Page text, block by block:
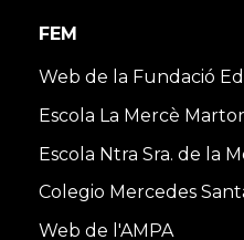
FEM
Web de la Fundació
Escola La Mercè
Escola Ntra Sra. de la
Colegio Mercedes
Web de l'AMPA